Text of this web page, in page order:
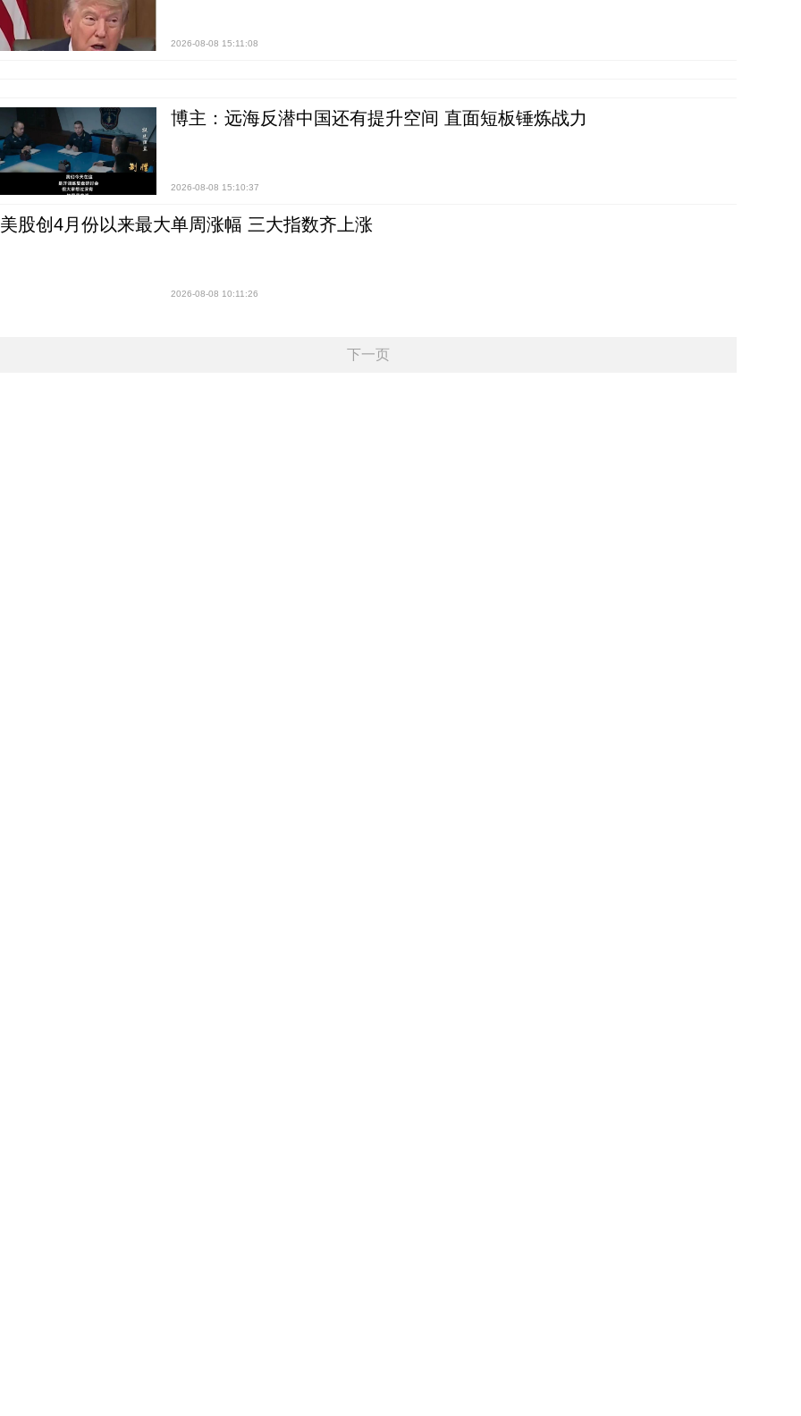
2026-08-08 15:11:08
博主：远海反潜中国还有提升空间 直面短板锤炼战力
2026-08-08 15:10:37
美股创4月份以来最大单周涨幅 三大指数齐上涨
2026-08-08 10:11:26
下一页